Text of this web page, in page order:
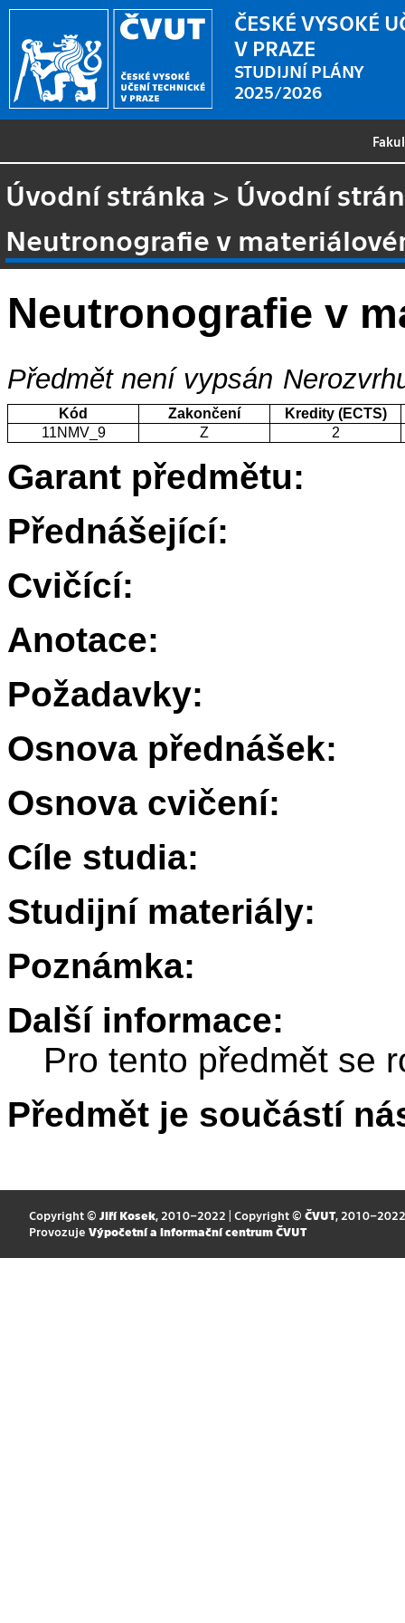
ČESKÉ VYSOKÉ
V PRAZE
STUDIJNÍ PLÁNY
2025/2026
Úvodní stránka > Úvodní
Neutronografie v
Neutronografie v
Předmět není vypsán
Kód Zakončení
Kredity (ECTS)
11NMV_9
Z 2
Garant předmětu:
Přednášející:
Cvičící:
Anotace:
Požadavky:
Osnova přednášek:
Osnova cvičení:
Cíle studia:
Studijní materiály:
Poznámka:
Další informace:
Pro tento předmět se
Předmět je součástí
Copyright © Jiří Kosek, 2010–2022 | Copyright © ČVUT, 2010–2022
Provozuje Výpočetní a informační centrum ČVUT